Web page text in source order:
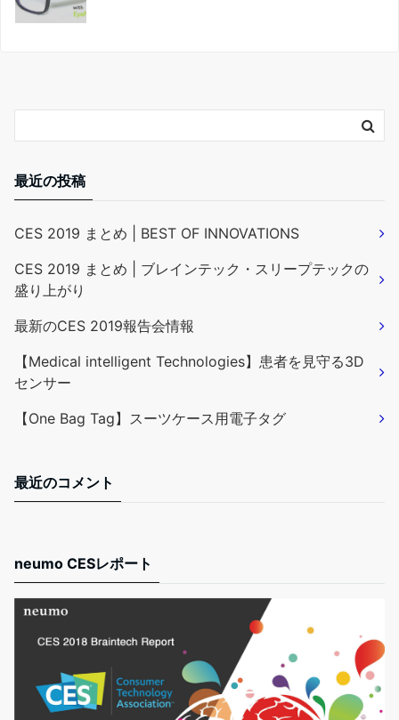
最近の投稿
CES 2019 まとめ | BEST OF INNOVATIONS
CES 2019 まとめ | ブレインテック・スリープテックの
盛り上がり
最新のCES 2019報告会情報
【Medical intelligent Technologies】患者を見守る3D
センサー
【One Bag Tag】スーツケース用電子タグ
最近のコメント
neumo CESレポート